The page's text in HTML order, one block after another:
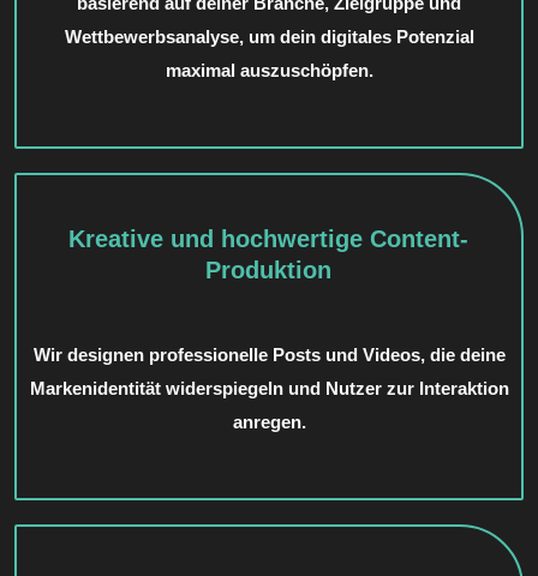
Wettbewerbsanalyse, um dein digitales Potenzial
maximal auszuschöpfen.
Kreative und hochwertige Content-
Produktion
Wir designen professionelle Posts und Videos, die deine
Markenidentität widerspiegeln und Nutzer zur Interaktion
anregen.